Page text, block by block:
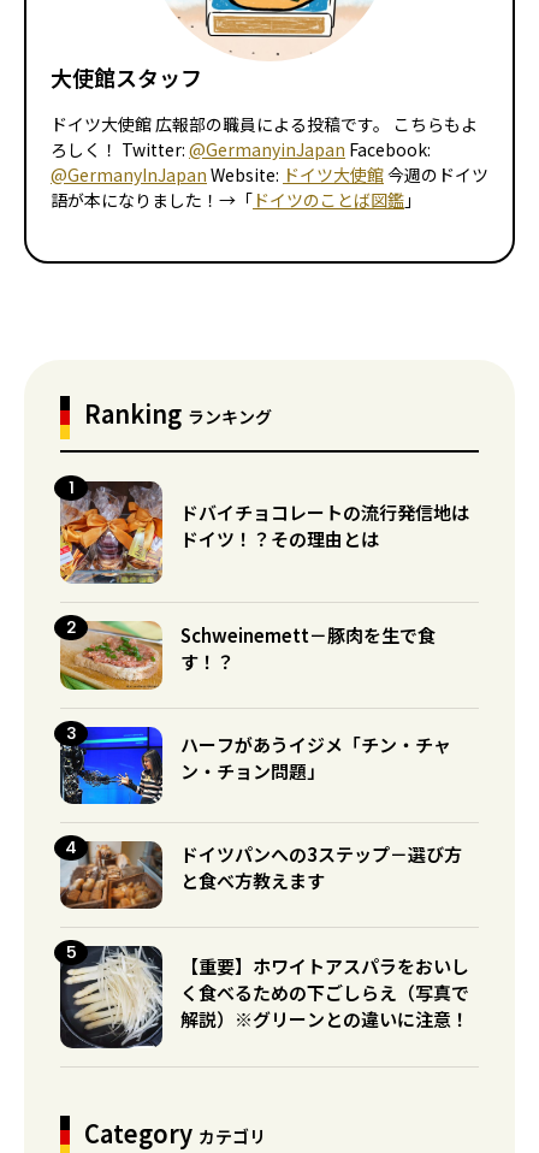
大使館スタッフ
ドイツ大使館 広報部の職員による投稿です。 こちらもよ
ろしく！ Twitter: @GermanyinJapan Facebook:
@GermanyInJapan Website: ドイツ大使館今週のドイツ
語が本になりました！→「 ドイツのことば図鑑 」
Ranking ランキング
ドバイチョコレートの流行発信地は
ドイツ！？その理由とは
Schweinemett－豚肉を生で食
す！？
ハーフがあうイジメ「チン・チャ
ン・チョン問題」
ドイツパンへの3ステップ－選び方
と食べ方教えます
【重要】ホワイトアスパラをおいし
く食べるための下ごしらえ（写真で
解説）※グリーンとの違いに注意！
Category カテゴリ